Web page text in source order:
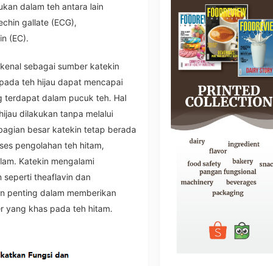
dalam teh antara lain
gallate (ECG),
(EC).
sebagai sumber katekin
teh hijau dapat mencapai
terdapat dalam pucuk teh. Hal
dilakukan tanpa melalui
besar katekin tetap berada
pengolahan teh hitam,
Katekin mengalami
seperti theaflavin dan
penting dalam memberikan
yang khas pada teh hitam.